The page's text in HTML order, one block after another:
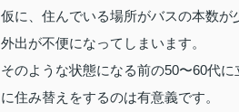
仮に、住んでいる場所がバスの本数
外出が不便になってしまいます。
そのような状態になる前の50〜60代
に住み替えをするのは有意義です。